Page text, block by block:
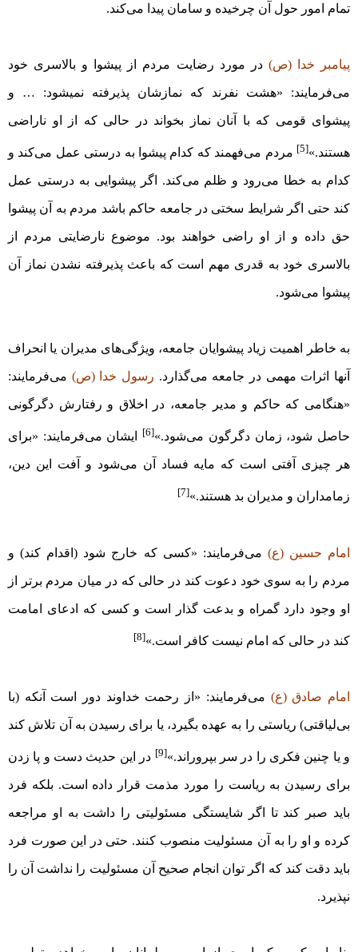
تمام امور حول آن چرخیده و سامان پیدا می‌کند.
پیامبر خدا (ص) در مورد رضایت مردم از پیشوا و بالاسری خود
می‌فرمایند: «هشت نفرند که نمازشان پذیرفته نمی‏شود: … و
پیشوای قومی که با آنان نماز بخواند در حالی که از او ناراضی
هستند.»[5] مردم می‌فهمند که کدام پیشوا به درستی عمل می‌کند و
کدام به خطا می‌رود و ظلم می‌کند. اگر پیشوایی به درستی عمل
کند حتی اگر شرایط سختی در جامعه حاکم باشد مردم به آن پیشوا
حق داده و از او راضی خواهند بود. موضوع نارضایتی مردم از
بالاسری خود به قدری مهم است که باعث پذیرفته نشدن نماز آن
پیشوا می‌شود.
به خاطر اهمیت زیاد پیشوایان جامعه، ویژگی‌های مدیران یا انحراف
آنها اثرات مهمی در جامعه می‌گذارد. رسول خدا (ص) می‌فرمایند:
«هنگامی که حاکم و مدیر جامعه، در اخلاق و رفتارش دگرگونی
حاصل شود، زمان دگرگون می‌شود.»[6] ایشان می‌فرمایند: «برای
هر چیزی آفتی است که مایه فساد آن می‌شود و آفت این دین،
زمامداران و مدیران بد هستند.»[7]
امام حسین (ع) می‌فرمایند: «کسی که خارج شود (اقدام کند) و
مردم را به سوی خود دعوت کند در حالی که در میان مردم برتر از
او وجود دارد گمراه و بدعت گذار است و کسی که ادعای امامت
کند در حالی که امام نیست کافر است.»[8]
امام صادق (ع) می‌فرمایند: «از رحمت خداوند دور است آنکه (با
بی‌لیاقتی) ریاستی را به عهده بگیرد، یا برای رسیدن به آن تلاش کند
و یا چنین فکری را در سر بپروراند.»[9] در این حدیث دست و پا زدن
برای رسیدن به ریاست را مورد مذمت قرار داده است. بلکه فرد
باید صبر کند تا اگر شایستگی مسئولیتی را داشت به او مراجعه
کرده و او را به آن مسئولیت منصوب کنند. حتی در این صورت فرد
باید دقت کند که اگر توان انجام صحیح آن مسئولیت را نداشت آن را
نپذیرد.